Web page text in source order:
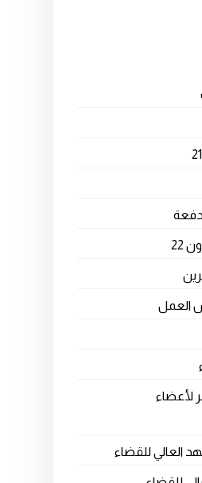
22
العمل
لأعضاء
العالي للقضاء